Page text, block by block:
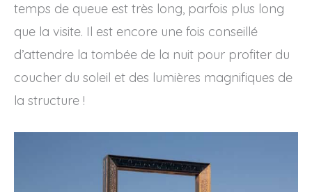
temps de queue est très long, parfois plus long
que la visite. Il est encore une fois conseillé
d’attendre la tombée de la nuit pour profiter du
coucher du soleil et des lumières magnifiques de
la structure !